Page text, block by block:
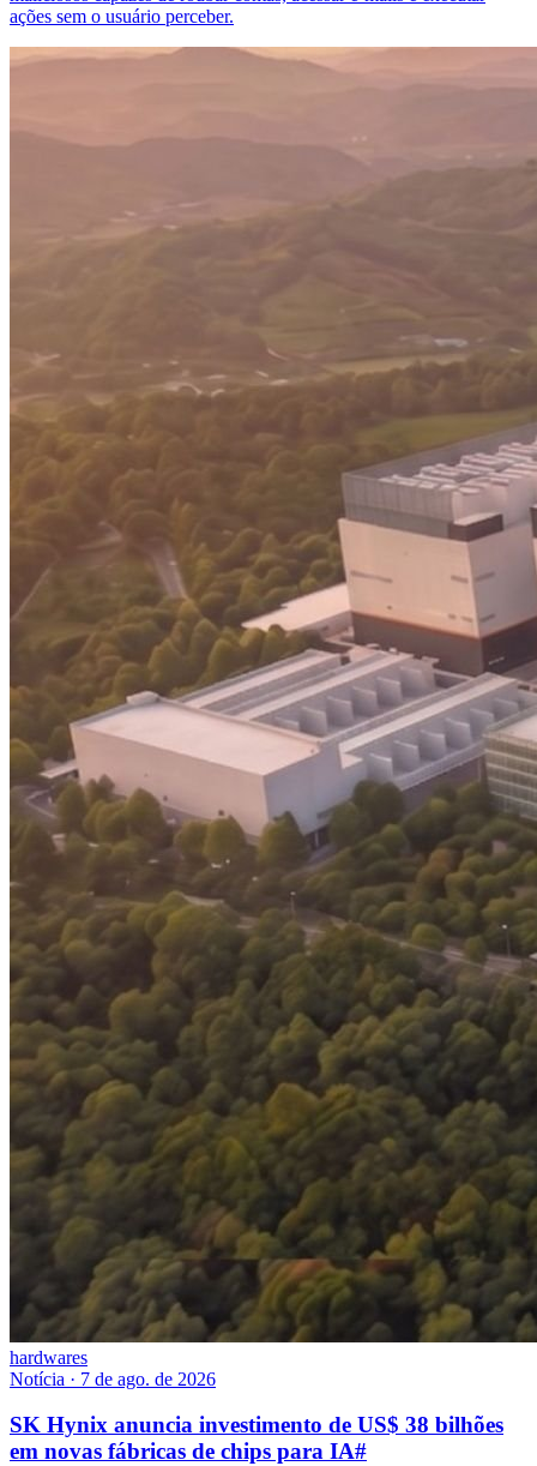
ações sem o usuário perceber.
hardwares
Notícia · 7 de ago. de 2026
SK Hynix anuncia investimento de US$ 38 bilhões
em novas fábricas de chips para IA#